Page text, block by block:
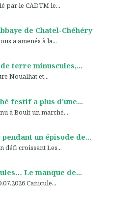
par le CADTM le...
de Chatel-Chéhéry
a amenés à la...
terre minuscules,...
Noualhat et...
festif a plus d'une...
à Boult un marché...
un épisode de...
défi croissant Les...
Le manque de...
Canicule...